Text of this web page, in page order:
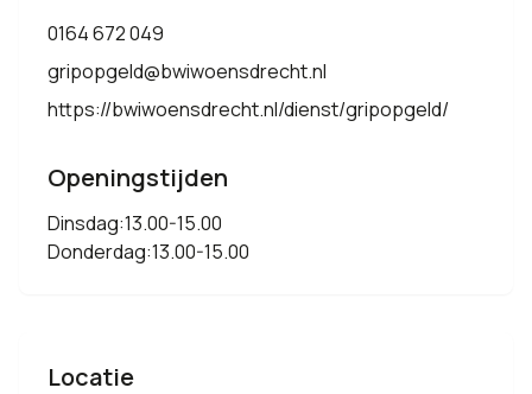
0164 672 049
gripopgeld@bwiwoensdrecht.nl
https://bwiwoensdrecht.nl/dienst/gripopgeld/
Openingstijden
Dinsdag:13.00-15.00
Donderdag:13.00-15.00
Locatie